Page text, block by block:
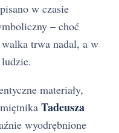
w czasie
– choć
trwa nadal, a w
materiały,
Tadeusza
wyodrębnione